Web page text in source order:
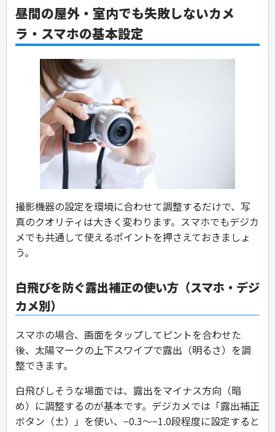
昼間の屋外・室内でも失敗しないカメ
ラ・スマホの基本設定
撮影機器の設定を環境に合わせて調整するだけで、写
真のクオリティは大きく変わります。スマホでもデジカ
メでも共通して使えるポイントを押さえておきましょ
う。
白飛びを防ぐ露出補正の使い方（スマホ・デジ
カメ別）
スマホの場合、画面をタップしてピントを合わせた
後、太陽マークの上下スワイプで露出（明るさ）を調
整できます。
白飛びしそうな場面では、露出をマイナス方向（暗
め）に調整するのが基本です。デジカメでは「露出補正
ボタン（±）」を使い、−0.3〜−1.0段程度に設定すると